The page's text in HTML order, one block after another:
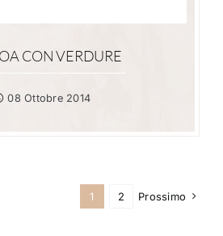
CON VERDURE
08 Ottobre 2014
1 2 Prossimo